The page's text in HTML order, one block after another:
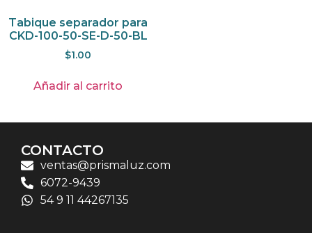
Tabique separador para
CKD-100-50-SE-D-50-BL
$1.00
Añadir al carrito
CONTACTO
ventas@prismaluz.com
6072-9439
54 9 11 44267135